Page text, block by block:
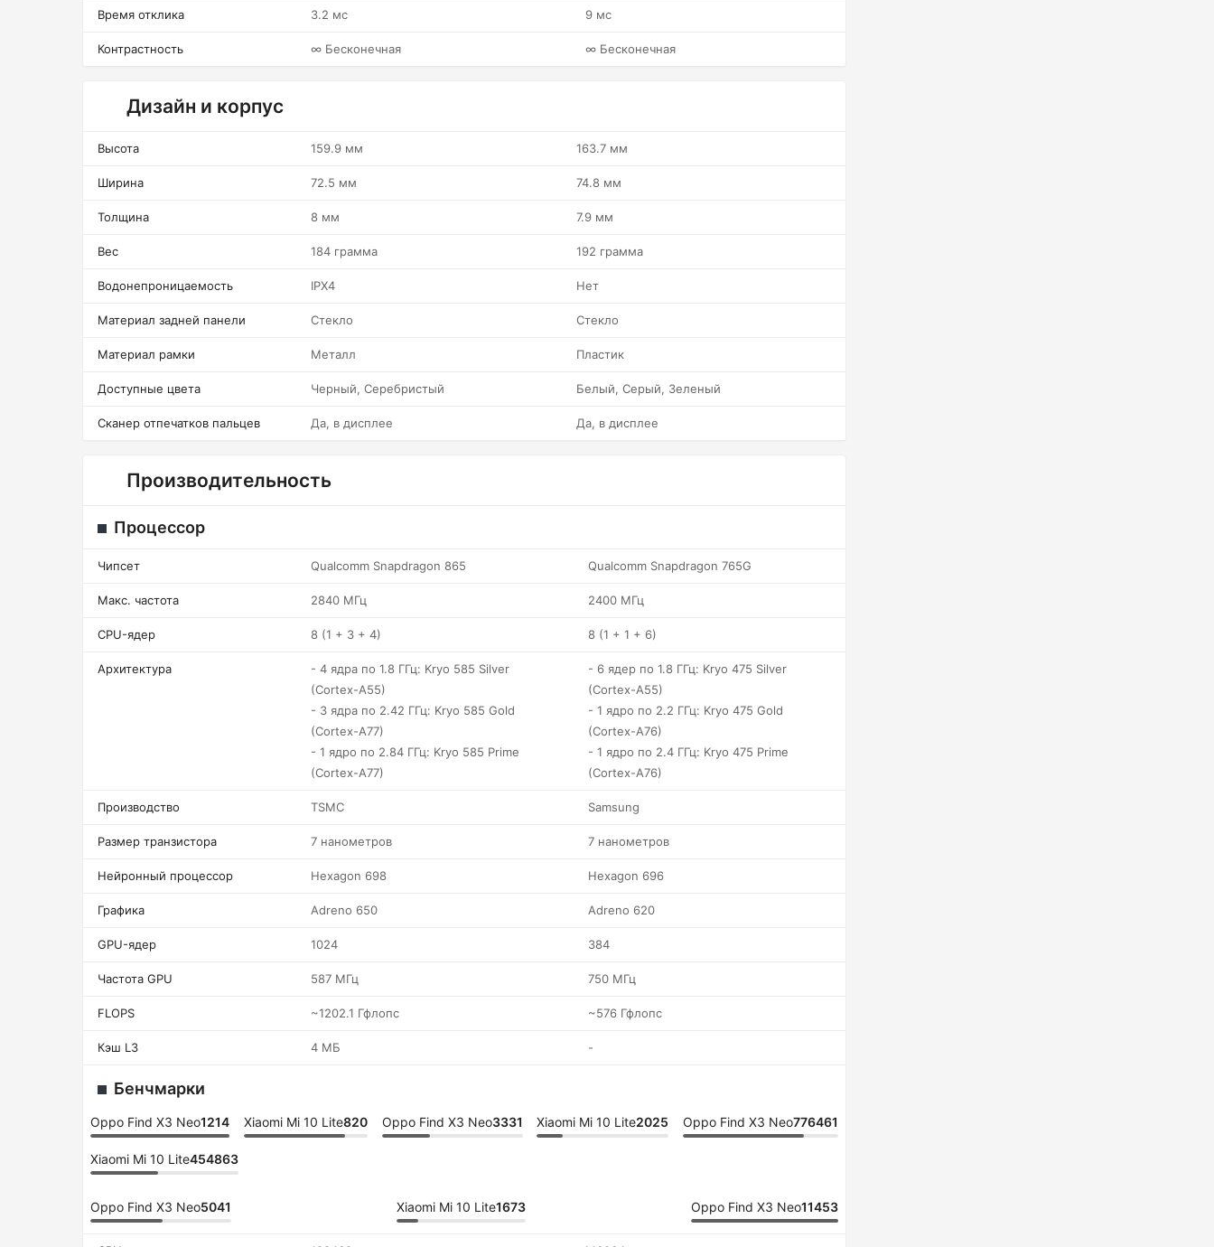
Время отклика 3.2 мс 9 мс
Контрастность ∞ Бесконечная ∞ Бесконечная
Дизайн и корпус
Высота 159.9 мм 163.7 мм
Ширина 72.5 мм 74.8 мм
Толщина 8 мм 7.9 мм
Вес 184 грамма 192 грамма
Водонепроницаемость IPX4 Нет
Материал задней панели Стекло Стекло
Материал рамки Металл Пластик
Доступные цвета Черный, Серебристый Белый, Серый, Зеленый
Сканер отпечатков пальцев Да, в дисплее Да, в дисплее
Производительность
Процессор
Чипсет Qualcomm Snapdragon 865 Qualcomm Snapdragon 765G
Макс. частота 2840 МГц 2400 МГц
CPU-ядер 8 (1 + 3 + 4) 8 (1 + 1 + 6)
Архитектура
- 4 ядра по 1.8 ГГц: Kryo 585 Silver
(Cortex-A55)
- 3 ядра по 2.42 ГГц: Kryo 585 Gold
(Cortex-A77)
- 1 ядро по 2.84 ГГц: Kryo 585 Prime
(Cortex-A77)
- 6 ядер по 1.8 ГГц: Kryo 475 Silver
(Cortex-A55)
- 1 ядро по 2.2 ГГц: Kryo 475 Gold
(Cortex-A76)
- 1 ядро по 2.4 ГГц: Kryo 475 Prime
(Cortex-A76)
Производство TSMC Samsung
Размер транзистора 7 нанометров 7 нанометров
Нейронный процессор Hexagon 698 Hexagon 696
Графика Adreno 650 Adreno 620
GPU-ядер 1024 384
Частота GPU 587 МГц 750 МГц
FLOPS ~1202.1 Гфлопс ~576 Гфлопс
Кэш L3 4 МБ -
Бенчмарки
Oppo Find X3 Neo1214 Xiaomi Mi 10 Lite820 Oppo Find X3 Neo3331 Xiaomi Mi 10 Lite2025 Oppo Find X3 Neo776461
Xiaomi Mi 10 Lite454863
Oppo Find X3 Neo5041 Xiaomi Mi 10 Lite1673 Oppo Find X3 Neo11453